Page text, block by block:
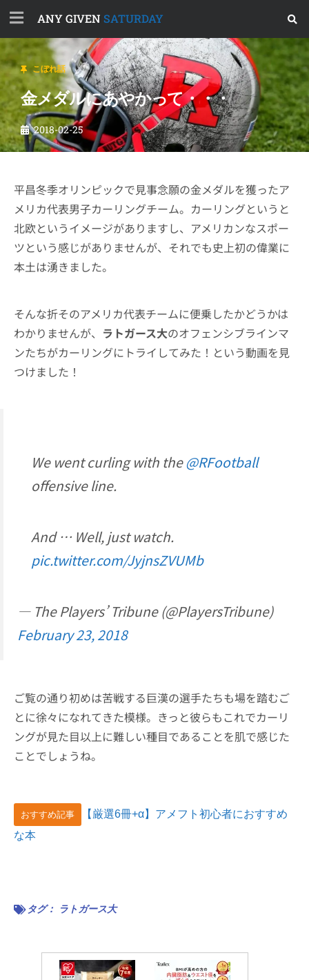
ANY GIVEN SATURDAY
こぼれ話
金メダルにあやかって・・・
2018-02-25
平昌冬季オリンピックで見事念願の金メダルを獲ったア
メリカ代表男子カーリングチーム。カーリングというと
北欧というイメージがありますし、アメリカンなスポー
ツという感じがありませんが、それでも史上初の偉業に
本土は湧きました。
そんな折そのアメリカ代表チームに便乗したかどうかは
わかりませんが、 ラトガース大のオフェンシブラインマ
ンたちがカーリングにトライしてみた！という動画を見
つけました！
We went curling with the@RFootball
offensive line.
And … Well, just watch.
pic.twitter.com/JyjnsZVUMb
— The Players’ Tribune (@PlayersTribune)
February 23, 2018
ご覧の通り初めは苦戦する巨漢の選手たちも場を踏むご
とに徐々になれてきた模様。きっと彼らもこれでカーリ
ングが見た目以上に難しい種目であることを肌で感じた
ことでしょうね。
おすすめ記事
【厳選6冊+α】アメフト初心者におすすめ
な本
タグ： ラトガース大